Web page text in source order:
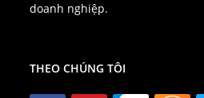
doanh nghiệp.
THEO CHÚNG TÔI